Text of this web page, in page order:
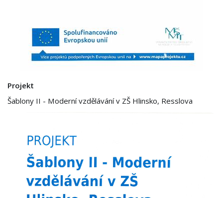
Projekt
Šablony II - Moderní vzdělávání v ZŠ Hlinsko, Resslova